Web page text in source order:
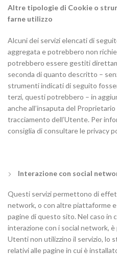
Altre tipologie di Cookie o
farne utilizzo
Alcuni dei servizi elencati di
aggregata e potrebbero non
potrebbero essere gestiti
seconda di quanto descritto –
strumenti indicati di seguito
terzi, questi potrebbero – in
anche all’insaputa del
tracciamento dell’Utente. Per
consiglia di consultare le privacy
Interazione con social
Questi servizi permettono di
network, o con altre piattaforme
pagine di questo sito. Nel caso in
interazione con i social network,
Utenti non utilizzino il servizio, lo
relativi alle pagine in cui è